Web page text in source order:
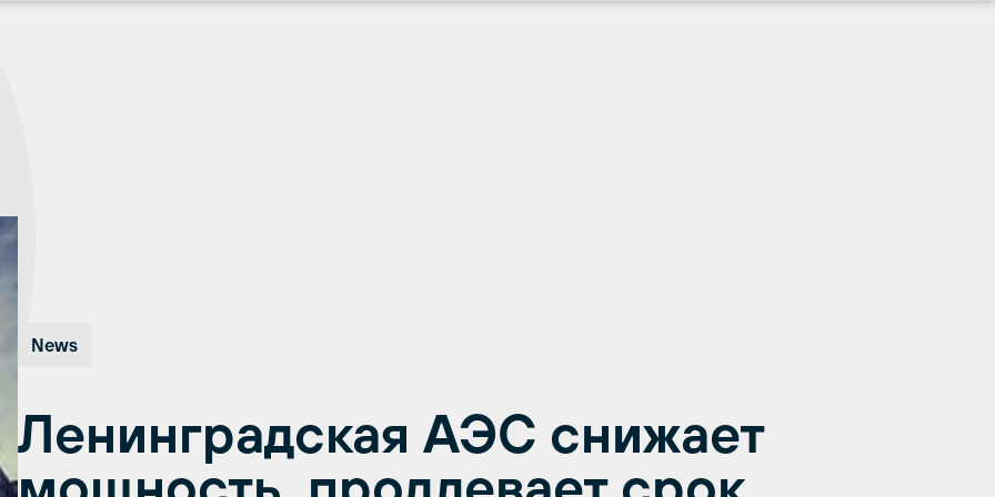
News
Ленинградская АЭС снижает